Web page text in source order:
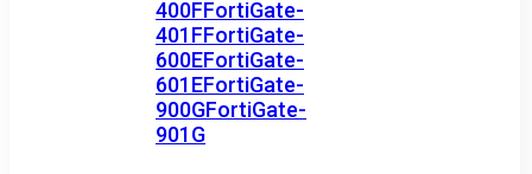
400FFortiGate-
401FFortiGate-
600EFortiGate-
601EFortiGate-
900GFortiGate-
901G